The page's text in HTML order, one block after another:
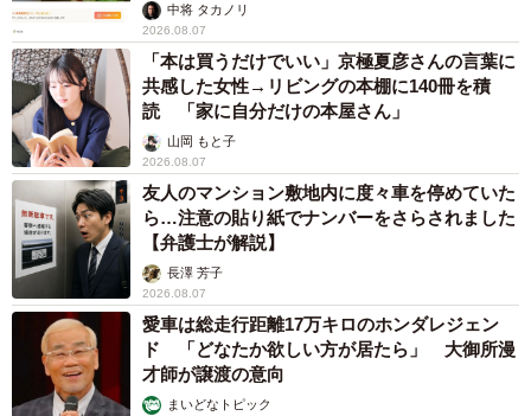
中将 タカノリ
2026.08.07
「本は買うだけでいい」京極夏彦さんの言葉に
共感した女性→リビングの本棚に140冊を積
読 「家に自分だけの本屋さん」
山岡 もと子
2026.08.07
友人のマンション敷地内に度々車を停めていた
ら…注意の貼り紙でナンバーをさらされました
【弁護士が解説】
長澤 芳子
2026.08.07
愛車は総走行距離17万キロのホンダレジェン
ド 「どなたか欲しい方が居たら」 大御所漫
才師が譲渡の意向
まいどなトピック